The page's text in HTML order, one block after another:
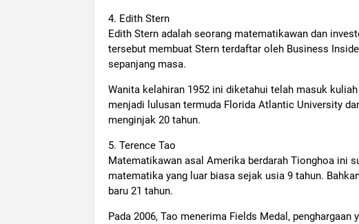
4. Edith Stern
Edith Stern adalah seorang matematikawan dan
tersebut membuat Stern terdaftar oleh Business
sepanjang masa.
Wanita kelahiran 1952 ini diketahui telah masuk
menjadi lulusan termuda Florida Atlantic University
menginjak 20 tahun.
5. Terence Tao
Matematikawan asal Amerika berdarah Tionghoa ini
matematika yang luar biasa sejak usia 9 tahun.
baru 21 tahun.
Pada 2006, Tao menerima Fields Medal,